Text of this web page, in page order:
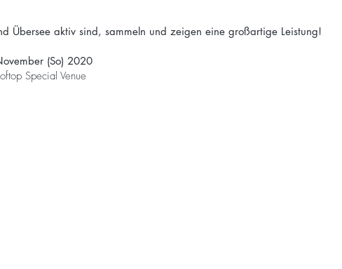
Übersee aktiv sind, sammeln und zeigen eine großartige Leistung!
(So) 2020
Special Venue